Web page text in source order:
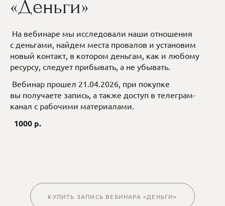
«Деньги»
На вебинаре мы исследовали наши отношения
с деньгами, найдем места провалов и установим
новый контакт, в котором деньгам, как и любому
ресурсу, следует прибывать, а не убывать.
Вебинар прошел 21.04.2026, при покупке
вы получаете запись, а также доступ в телеграм-
канал с рабочими материалами.
1000 р.
КУПИТЬ ЗАПИСЬ ВЕБИНАРА «ДЕНЬГИ»